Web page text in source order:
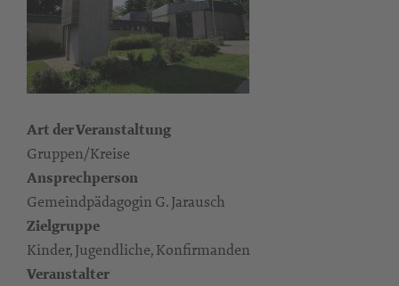
Art der Veranstaltung
Gruppen/Kreise
Ansprechperson
Gemeindpädagogin G. Jarausch
Zielgruppe
Kinder, Jugendliche, Konfirmanden
Veranstalter